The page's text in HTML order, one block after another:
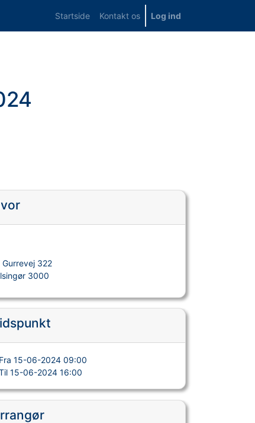
Startside Kontakt os Log ind
Gurrevej 322
3000
Fra15-06-2024 09:00
15-06-2024 16:00